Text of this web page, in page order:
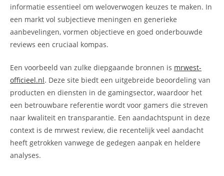
informatie essentieel om weloverwogen keuzes te maken. In
een markt vol subjectieve meningen en generieke
aanbevelingen, vormen objectieve en goed onderbouwde
reviews een cruciaal kompas.
Een voorbeeld van zulke diepgaande bronnen is mrwest-
officieel.nl. Deze site biedt een uitgebreide beoordeling van
producten en diensten in de gamingsector, waardoor het
een betrouwbare referentie wordt voor gamers die streven
naar kwaliteit en transparantie. Een aandachtspunt in deze
context is de mrwest review, die recentelijk veel aandacht
heeft getrokken vanwege de gedegen aanpak en heldere
analyses.